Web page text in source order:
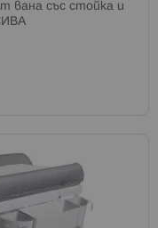
вана със стойка и